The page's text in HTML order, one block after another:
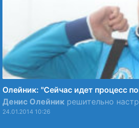
Олейник: "Сейчас идет процесс
Денис Олейник решительно
24.01.2014 10:26